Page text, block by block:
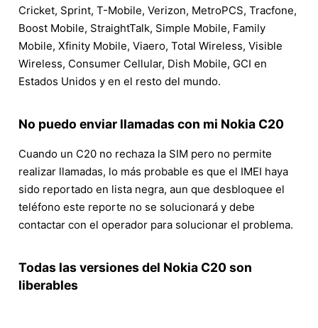
Cricket, Sprint, T-Mobile, Verizon, MetroPCS, Tracfone,
Boost Mobile, StraightTalk, Simple Mobile, Family
Mobile, Xfinity Mobile, Viaero, Total Wireless, Visible
Wireless, Consumer Cellular, Dish Mobile, GCI en
Estados Unidos y en el resto del mundo.
No puedo enviar llamadas con mi Nokia C20
Cuando un C20 no rechaza la SIM pero no permite
realizar llamadas, lo más probable es que el IMEI haya
sido reportado en lista negra, aun que desbloquee el
teléfono este reporte no se solucionará y debe
contactar con el operador para solucionar el problema.
Todas las versiones del Nokia C20 son
liberables